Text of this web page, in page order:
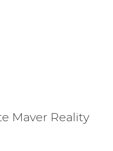
Maver Reality